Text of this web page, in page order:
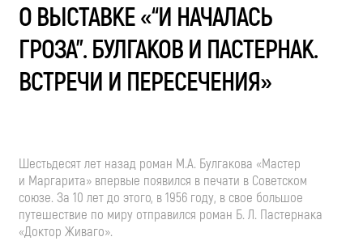
О ВЫСТАВКЕ «“И НАЧАЛАСЬ
ГРОЗА”. БУЛГАКОВ И ПАСТЕРНАК.
ВСТРЕЧИ И ПЕРЕСЕЧЕНИЯ»
Шестьдесят лет назад роман М.А. Булгакова «Мастер
и Маргарита» впервые появился в печати в Советском
союзе. За 10 лет до этого, в 1956 году, в свое большое
путешествие по миру отправился роман Б. Л. Пастернака
«Доктор Живаго».